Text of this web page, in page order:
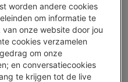
tv-meubels en kies je tv-
worden andere cookies
om informatie te
onze website door jou
cookies verzamelen
om onze
en conversatiecookies
te krijgen tot de live